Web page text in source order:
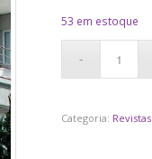
53 em estoque
Categoria: Revistas